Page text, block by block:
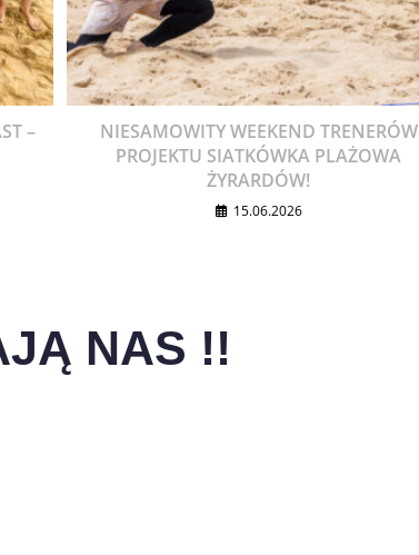
–
NIESAMOWITY WEEKEND TRENERÓW
PROJEKTU SIATKÓWKA PLAŻOWA
ŻYRARDÓW!
15.06.2026
NAS !!